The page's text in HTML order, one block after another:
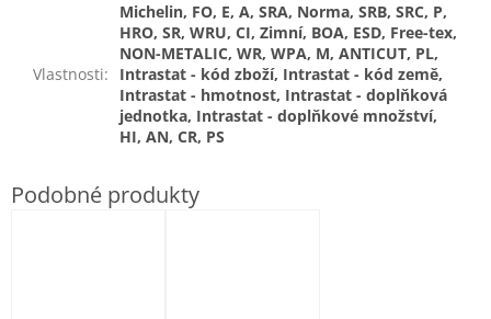
Vlastnosti:
Michelin, FO, E, A, SRA, Norma, SRB, SRC, P,
HRO, SR, WRU, CI, Zimní, BOA, ESD, Free-tex,
NON-METALIC, WR, WPA, M, ANTICUT, PL,
Intrastat - kód zboží, Intrastat - kód země,
Intrastat - hmotnost, Intrastat - doplňková
jednotka, Intrastat - doplňkové množství,
HI, AN, CR, PS